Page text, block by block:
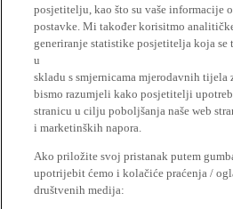
posjetitelju, kao što su vaše informacije
postavke. Mi također korisitmo
generiranje statistike posjetitelja koja
u
skladu s smjernicama mjerodavnih tijela
bismo razumjeli kako posjetitelji
stranicu u cilju poboljšanja naše web
i marketinških napora.
Ako priložite svoj pristanak putem
upotrijebit ćemo i kolačiće praćenja /
društvenih medija: